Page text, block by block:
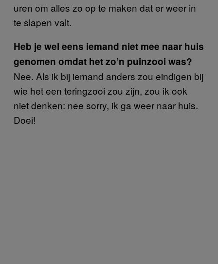
uren om alles zo op te maken dat er weer in
te slapen valt.
Heb je wel eens iemand niet mee naar huis
genomen omdat het zo’n puinzooi was?
Nee. Als ik bij iemand anders zou eindigen bij
wie het een teringzooi zou zijn, zou ik ook
niet denken: nee sorry, ik ga weer naar huis.
Doei!